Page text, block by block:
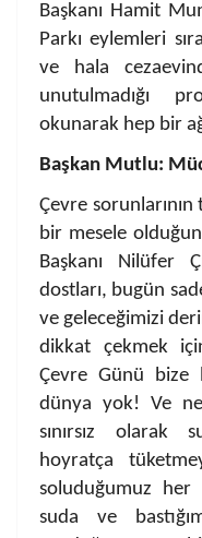
Başkanı Hamit
Parkı eylemleri
ve hala
unutulmadığı
okunarak hep bir
Başkan Mutlu:
Çevre
bir mesele
Başkanı Nilüfer
dostları, bugün
ve geleceğimizi
dikkat çekmek
Çevre Günü bize
dünya yok! Ve
sınırsız olarak
hoyratça
soluduğumuz
suda ve